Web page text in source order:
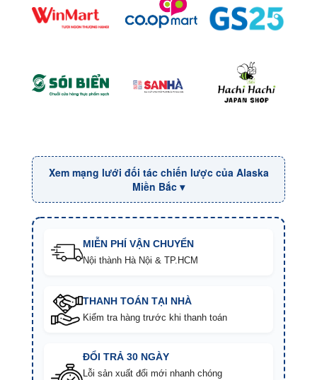
Xem mạng lưới đối tác chiến lược của Alaska
Miền Bắc ▾
MIỄN PHÍ VẬN CHUYỂN
Nội thành Hà Nội & TP.HCM
THANH TOÁN TẠI NHÀ
Kiểm tra hàng trước khi thanh toán
ĐỔI TRẢ 30 NGÀY
Lỗi sản xuất đổi mới nhanh chóng